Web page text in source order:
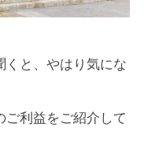
くと、やはり気にな
ご利益をご紹介して